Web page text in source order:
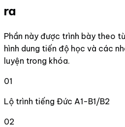
ra
Phần này được trình bày theo
hình dung tiến độ học và các
luyện trong khóa.
01
Lộ trình tiếng Đức A1-B1/B2
02